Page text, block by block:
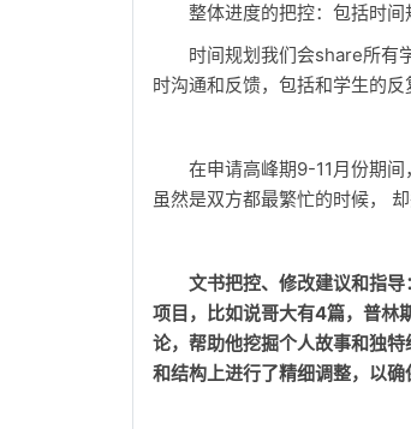
整体进度的把控：包括时间
时间规划我们会share所有
时沟通和反馈，包括和学生的
在申请高峰期9-11月份期
虽然是双方都最繁忙的时候，
文书把控、修改建议和指
项目，比如说哥大有4篇，普林
论，帮助他挖掘个人故事和独
和结构上进行了精细调整，以确